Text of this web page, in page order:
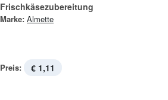
Frischkäsezubereitung
Marke: Almette
Preis: € 1,11